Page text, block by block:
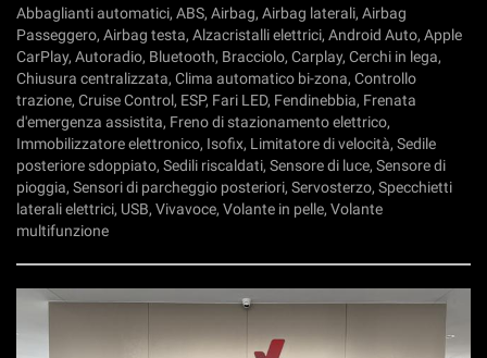
Abbaglianti automatici, ABS, Airbag, Airbag laterali, Airbag
Passeggero, Airbag testa, Alzacristalli elettrici, Android Auto, Apple
CarPlay, Autoradio, Bluetooth, Bracciolo, Carplay, Cerchi in lega,
Chiusura centralizzata, Clima automatico bi-zona, Controllo
trazione, Cruise Control, ESP, Fari LED, Fendinebbia, Frenata
d'emergenza assistita, Freno di stazionamento elettrico,
Immobilizzatore elettronico, Isofix, Limitatore di velocità, Sedile
posteriore sdoppiato, Sedili riscaldati, Sensore di luce, Sensore di
pioggia, Sensori di parcheggio posteriori, Servosterzo, Specchietti
laterali elettrici, USB, Vivavoce, Volante in pelle, Volante
multifunzione